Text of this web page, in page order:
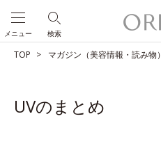
検索
メニュー
TOP マガジン（美容情報・読み物）
UVのまとめ